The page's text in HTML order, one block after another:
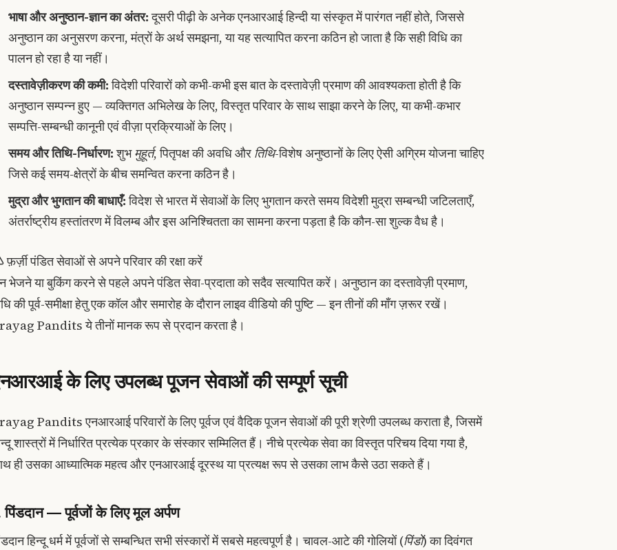
भाषा और अनुष्ठान-ज्ञान का अंतर:दूसरी पीढ़ी के अनेक एनआरआई हिन्दी या संस्कृत में पारंगत नहीं होते, जिससे
अनुष्ठान का अनुसरण करना, मंत्रों के अर्थ समझना, या यह सत्यापित करना कठिन हो जाता है कि सही विधि का
पालन हो रहा है या नहीं।
दस्तावेज़ीकरण की कमी:विदेशी परिवारों को कभी-कभी इस बात के दस्तावेज़ी प्रमाण की आवश्यकता होती है कि
अनुष्ठान सम्पन्न हुए — व्यक्तिगत अभिलेख के लिए, विस्तृत परिवार के साथ साझा करने के लिए, या कभी-कभार
सम्पत्ति-सम्बन्धी कानूनी एवं वीज़ा प्रक्रियाओं के लिए।
समय और तिथि-निर्धारण:शुभमुहूर्त, पितृपक्ष की अवधि और तिथि-विशेष अनुष्ठानों के लिए ऐसी अग्रिम योजना चाहिए
जिसे कई समय-क्षेत्रों के बीच समन्वित करना कठिन है।
मुद्रा और भुगतान की बाधाएँ:विदेश से भारत में सेवाओं के लिए भुगतान करते समय विदेशी मुद्रा सम्बन्धी जटिलताएँ,
अंतर्राष्ट्रीय हस्तांतरण में विलम्ब और इस अनिश्चितता का सामना करना पड़ता है कि कौन-सा शुल्क वैध है।
फ़र्ज़ी पंडित सेवाओं से अपने परिवार की रक्षा करें
भेजने या बुकिंग करने से पहले अपने पंडित सेवा-प्रदाता को सदैव सत्यापित करें। अनुष्ठान का दस्तावेज़ी प्रमाण,
की पूर्व-समीक्षा हेतु एक कॉल और समारोह के दौरान लाइव वीडियो की पुष्टि — इन तीनों की माँग ज़रूर रखें।
Pandits ये तीनों मानक रूप से प्रदान करता है।
के लिए उपलब्ध पूजन सेवाओं की सम्पूर्ण सूची
Pandits एनआरआई परिवारों के लिए पूर्वज एवं वैदिक पूजन सेवाओं की पूरी श्रेणी उपलब्ध कराता है, जिसमें
शास्त्रों में निर्धारित प्रत्येक प्रकार के संस्कार सम्मिलित हैं। नीचे प्रत्येक सेवा का विस्तृत परिचय दिया गया है,
ही उसका आध्यात्मिक महत्व और एनआरआई दूरस्थ या प्रत्यक्ष रूप से उसका लाभ कैसे उठा सकते हैं।
पिंडदान — पूर्वजों के लिए मूल अर्पण
हिन्दू धर्म में पूर्वजों से सम्बन्धित सभी संस्कारों में सबसे महत्वपूर्ण है। चावल-आटे की गोलियों (पिंडों) का दिवंगत